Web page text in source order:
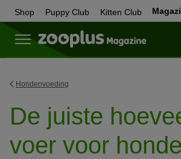
Shop Puppy Club Kitten Club
Hondenvoeding
De juiste
voer voor